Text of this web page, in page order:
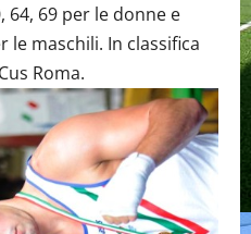
64, 69 per le donne e
le maschili. In classifica
Roma.